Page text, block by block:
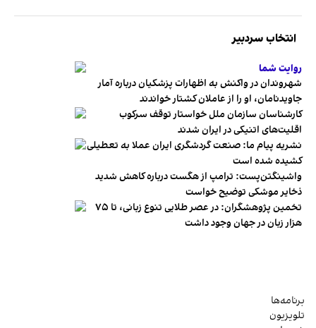
انتخاب سردبیر
روایت شما
شهروندان در واکنش به اظهارات پزشکیان درباره آمار
جاویدنامان، او را از عاملان کشتار خواندند
کارشناسان سازمان ملل خواستار توقف سرکوب
اقلیت‌های اتنیکی در ایران شدند
نشریه پیام ما: صنعت گردشگری ایران عملا به تعطیلی
کشیده شده است
واشینگتن‌پست: ترامپ از هگست درباره کاهش شدید
ذخایر موشکی توضیح خواست
تخمین پژوهشگران: در عصر طلایی تنوع زبانی، تا ۷۵
هزار زبان در جهان وجود داشت
برنامه‌ها
تلویزیون